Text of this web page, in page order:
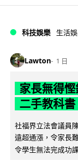
科技娛樂 生活
Lawton 1 日
家長無得
二手教科
社福界立法會議員
遠超通漲，令家長
令學生無法完成功